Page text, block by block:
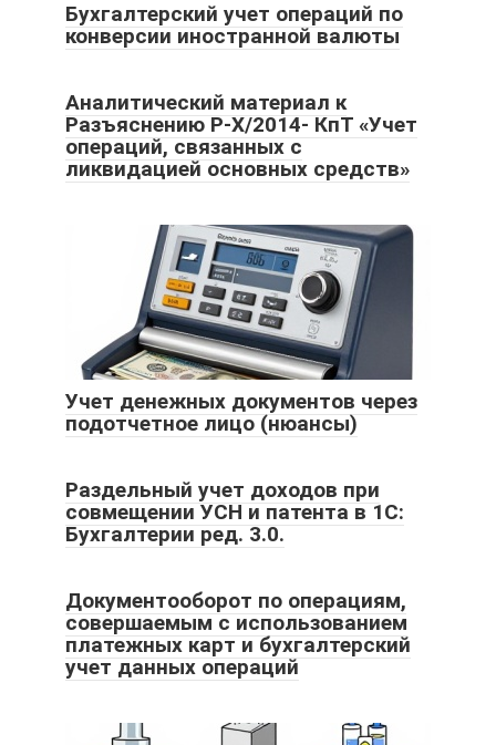
Бухгалтерский учет операций по
конверсии иностранной валюты
Аналитический материал к
Разъяснению Р-Х/2014- КпТ «Учет
операций, связанных с
ликвидацией основных средств»
Учет денежных документов через
подотчетное лицо (нюансы)
Раздельный учет доходов при
совмещении УСН и патента в 1С:
Бухгалтерии ред. 3.0.
Документооборот по операциям,
совершаемым с использованием
платежных карт и бухгалтерский
учет данных операций